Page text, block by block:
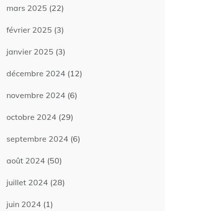
mars 2025 (22)
février 2025 (3)
janvier 2025 (3)
décembre 2024 (12)
novembre 2024 (6)
octobre 2024 (29)
septembre 2024 (6)
août 2024 (50)
juillet 2024 (28)
juin 2024 (1)